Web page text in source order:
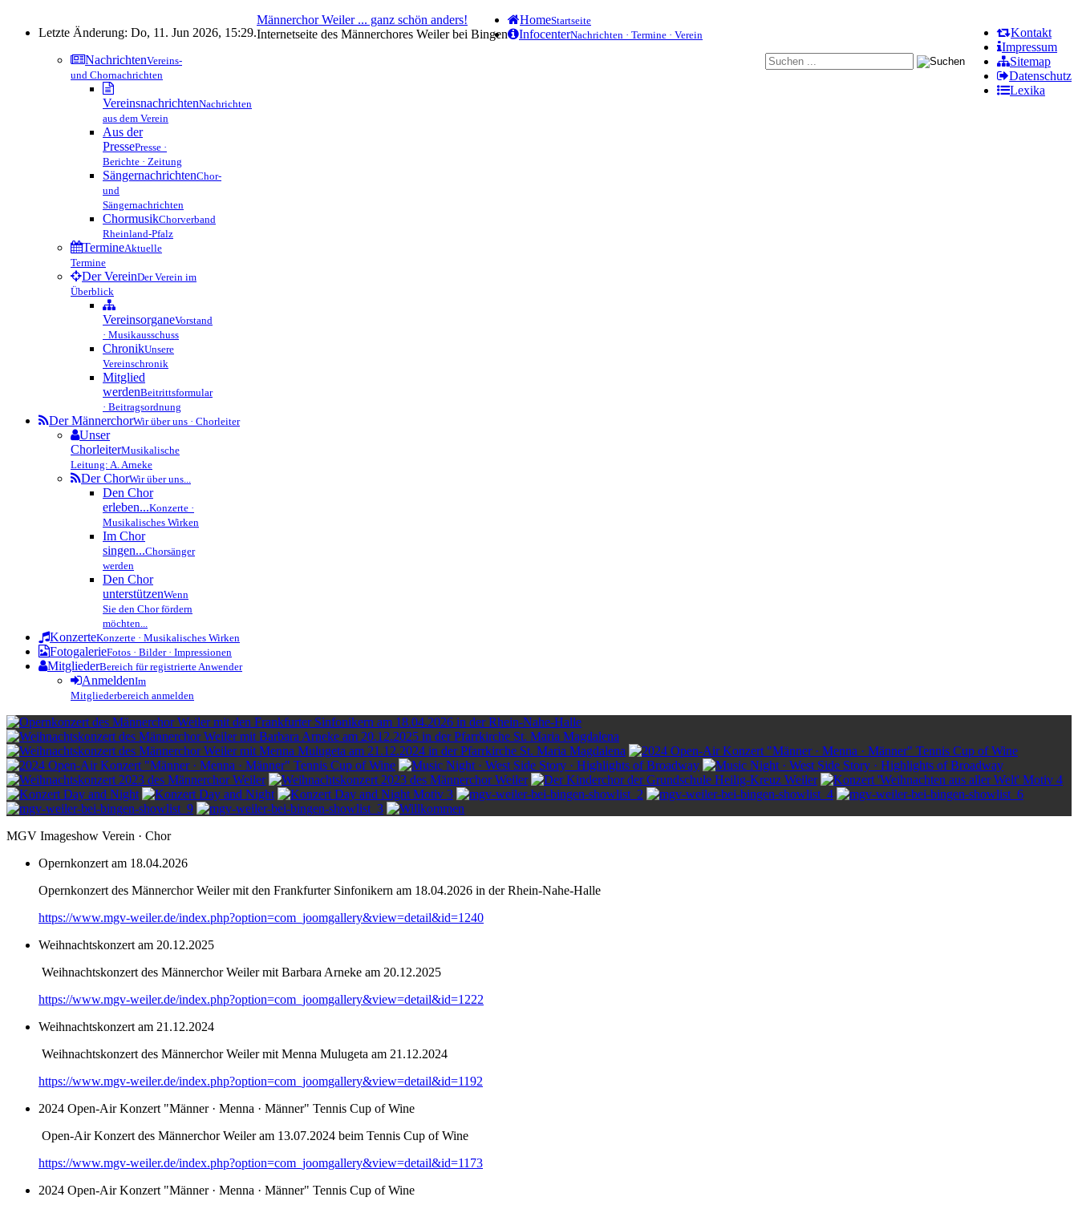
Letzte Änderung: Do, 11. Jun 2026, 15:29.
Kontakt
Impressum
Sitemap
Datenschutz
Lexika
Männerchor Weiler ... ganz schön anders!
Internetseite des Männerchores Weiler bei Bingen
HomeStartseite
InfocenterNachrichten · Termine · Verein
NachrichtenVereins-
und Chornachrichten
VereinsnachrichtenNachrichten
aus dem Verein
Aus der
PressePresse ·
Berichte · Zeitung
SängernachrichtenChor-
und
Sängernachrichten
ChormusikChorverband
Rheinland-Pfalz
TermineAktuelle
Termine
Der VereinDer Verein im
Überblick
VereinsorganeVorstand
· Musikausschuss
ChronikUnsere
Vereinschronik
Mitglied
werdenBeitrittsformular
· Beitragsordnung
Der MännerchorWir über uns · Chorleiter
Unser
ChorleiterMusikalische
Leitung: A. Arneke
Der ChorWir über uns...
Den Chor
erleben...Konzerte ·
Musikalisches Wirken
Im Chor
singen...Chorsänger
werden
Den Chor
unterstützenWenn
Sie den Chor fördern
möchten...
KonzerteKonzerte · Musikalisches Wirken
FotogalerieFotos · Bilder · Impressionen
MitgliederBereich für registrierte Anwender
AnmeldenIm
Mitgliederbereich anmelden
MGV Imageshow Verein · Chor
Opernkonzert am 18.04.2026
Opernkonzert des Männerchor Weiler mit den Frankfurter Sinfonikern am 18.04.2026 in der Rhein-Nahe-Halle
https://www.mgv-weiler.de/index.php?option=com_joomgallery&view=detail&id=1240
Weihnachtskonzert am 20.12.2025
Weihnachtskonzert des Männerchor Weiler mit Barbara Arneke am 20.12.2025
https://www.mgv-weiler.de/index.php?option=com_joomgallery&view=detail&id=1222
Weihnachtskonzert am 21.12.2024
Weihnachtskonzert des Männerchor Weiler mit Menna Mulugeta am 21.12.2024
https://www.mgv-weiler.de/index.php?option=com_joomgallery&view=detail&id=1192
2024 Open-Air Konzert "Männer · Menna · Männer" Tennis Cup of Wine
Open-Air Konzert des Männerchor Weiler am 13.07.2024 beim Tennis Cup of Wine
https://www.mgv-weiler.de/index.php?option=com_joomgallery&view=detail&id=1173
2024 Open-Air Konzert "Männer · Menna · Männer" Tennis Cup of Wine